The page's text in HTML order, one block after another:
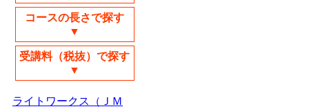
コースの長さで探す
▼
受講料（税抜）で探す
▼
ライトワークス（ＪＭ